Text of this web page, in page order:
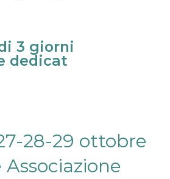
3 giorni
a Te!
28-29 ottobre
Associazione